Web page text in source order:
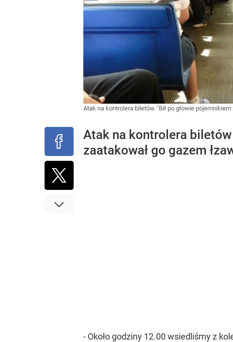
Atak na kontrolera biletów. "Bił po głowie
Atak na kontrolera
zaatakował go gazem
- Około godziny 12.00 wsiedliśmy z